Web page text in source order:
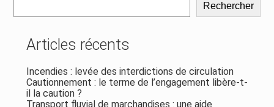
Rechercher
Articles récents
Incendies : levée des interdictions de circulation
Cautionnement : le terme de l’engagement libère-t-
il la caution ?
Transport fluvial de marchandises : une aide